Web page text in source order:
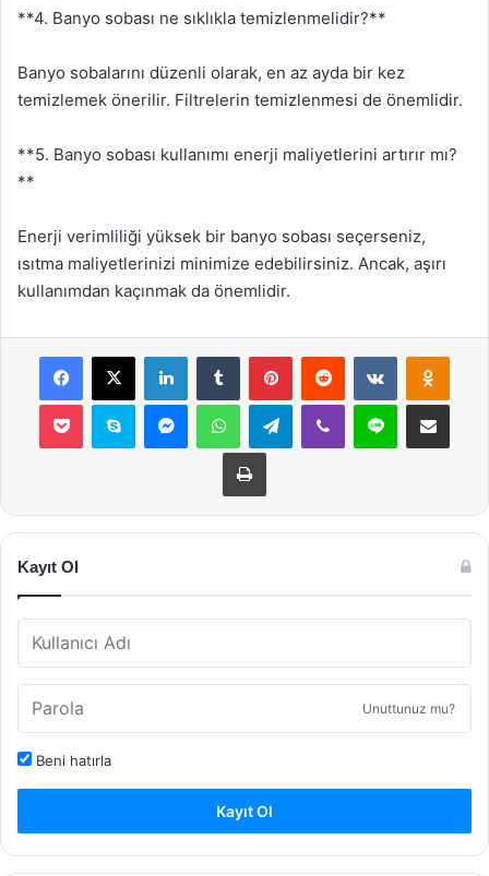
**4. Banyo sobası ne sıklıkla temizlenmelidir?**
Banyo sobalarını düzenli olarak, en az ayda bir kez
temizlemek önerilir. Filtrelerin temizlenmesi de önemlidir.
**5. Banyo sobası kullanımı enerji maliyetlerini artırır mı?
**
Enerji verimliliği yüksek bir banyo sobası seçerseniz,
ısıtma maliyetlerinizi minimize edebilirsiniz. Ancak, aşırı
kullanımdan kaçınmak da önemlidir.
Facebook
X LinkedInTumblr PinterestReddit VKontakte
Pocket Skype MessengerWhatsAppTelegramViber Line E-Posta ile
Yazdır
Kayıt Ol
Unuttunuz mu?
Beni hatırla
Kayıt Ol